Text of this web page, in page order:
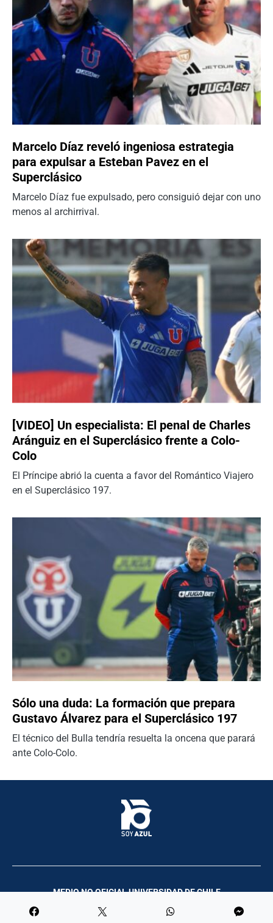
Marcelo Díaz reveló ingeniosa estrategia
para expulsar a Esteban Pavez en el
Superclásico
Marcelo Díaz fue expulsado, pero consiguió dejar con uno
menos al archirrival.
[VIDEO] Un especialista: El penal de Charles
Aránguiz en el Superclásico frente a Colo-
Colo
El Príncipe abrió la cuenta a favor del Romántico Viajero
en el Superclásico 197.
Sólo una duda: La formación que prepara
Gustavo Álvarez para el Superclásico 197
El técnico del Bulla tendría resuelta la oncena que parará
ante Colo-Colo.
MEDIO NO OFICIAL UNIVERSIDAD DE CHILE
Palco Comunicación y Producciones | 2023